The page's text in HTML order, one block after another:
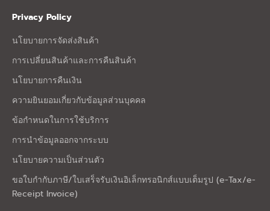
Privacy Policy
นโยบายการจัดส่งสินค้า
การเปลี่ยนสินค้าและการคืนสินค้า
นโยบายการคืนเงิน
ความยินยอมเกี่ยวกับข้อมูลส่วนบุคคล
ข้อกำหนดในการใช้บริการ
การนำข้อมูลออกจากระบบ
นโยบายความเป็นส่วนตัว
ขอใบกำกับภาษี/ใบเสร็จรับเงินอิเล็กทรอนิกส์แบบเต็มรูป (e-Tax/e-
Receipt Invoice)